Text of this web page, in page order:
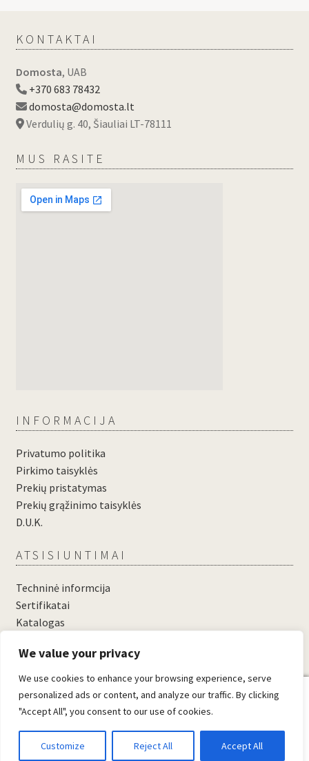
We value your privacy
We use cookies to enhance your browsing experience, serve
personalized ads or content, and analyze our traffic. By clicking
"Accept All", you consent to our use of cookies.
Customize Reject All Accept All
KONTAKTAI
Domosta, UAB
+370 683 78432
domosta@domosta.lt
Verdulių g. 40, Šiauliai LT-78111
MUS RASITE
INFORMACIJA
Privatumo politika
Pirkimo taisyklės
Prekių pristatymas
Prekių grąžinimo taisyklės
D.U.K.
ATSISIUNTIMAI
Techninė informcija
Sertifikatai
Katalogas
....
© Domosta.lt 2026
Sukūrė WooCommerce.
0